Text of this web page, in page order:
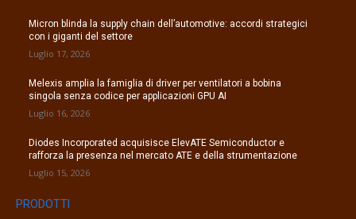
Micron blinda la supply chain dell’automotive: accordi strategici
con i giganti del settore
Luglio 17, 2026
Melexis amplia la famiglia di driver per ventilatori a bobina
singola senza codice per applicazioni GPU AI
Luglio 16, 2026
Diodes Incorporated acquisisce ElevATE Semiconductor e
rafforza la presenza nel mercato ATE e della strumentazione
Luglio 15, 2026
PRODOTTI